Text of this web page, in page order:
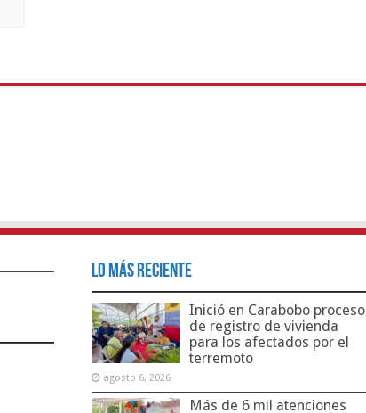
Lo Más Reciente
Inició en Carabobo proceso
de registro de vivienda
para los afectados por el
terremoto
agosto 6, 2026
Más de 6 mil atenciones